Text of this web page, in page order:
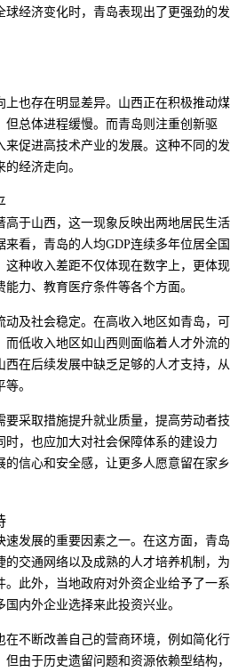
球经济变化时，青岛表现出了更强劲的发
上也存在明显差异。山西正在积极推动煤
但总体进程缓慢。而青岛则注重创新驱
来促进高技术产业的发展。这种不同的发
经济走向。
高于山西，这一现象反映出两地居民生活
看，青岛的人均GDP连续多年位居全国
这种收入差距不仅体现在数字上，更体现
力、教育医疗条件等各个方面。
及社会稳定。在高收入地区如青岛，可
而低收入地区如山西则面临着人才外流的
西在后续发展中缺乏足够的人才支持，从
。
要采取措施提升就业质量，提高劳动者技
时，也应加大对社会保障体系的建设力
的信心和安全感，让更多人愿意留在家乡
速发展的重要因素之一。在这方面，青岛
的交通网络以及成熟的人才培养机制，为
。此外，当地政府对外资企业给予了一系
内外企业选择来此投资兴业。
在不断改善自己的营商环境，例如简化行
由于历史遗留问题和资源依赖型结构，